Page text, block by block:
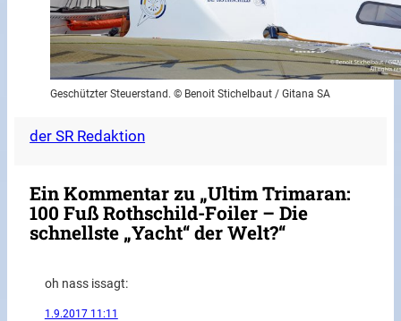
Geschützter Steuerstand. © Benoit Stichelbaut / Gitana SA
der SR Redaktion
Ein Kommentar zu „Ultim Trimaran:
100 Fuß Rothschild-Foiler – Die
schnellste „Yacht“ der Welt?“
oh nass issagt:
1.9.2017 11:11